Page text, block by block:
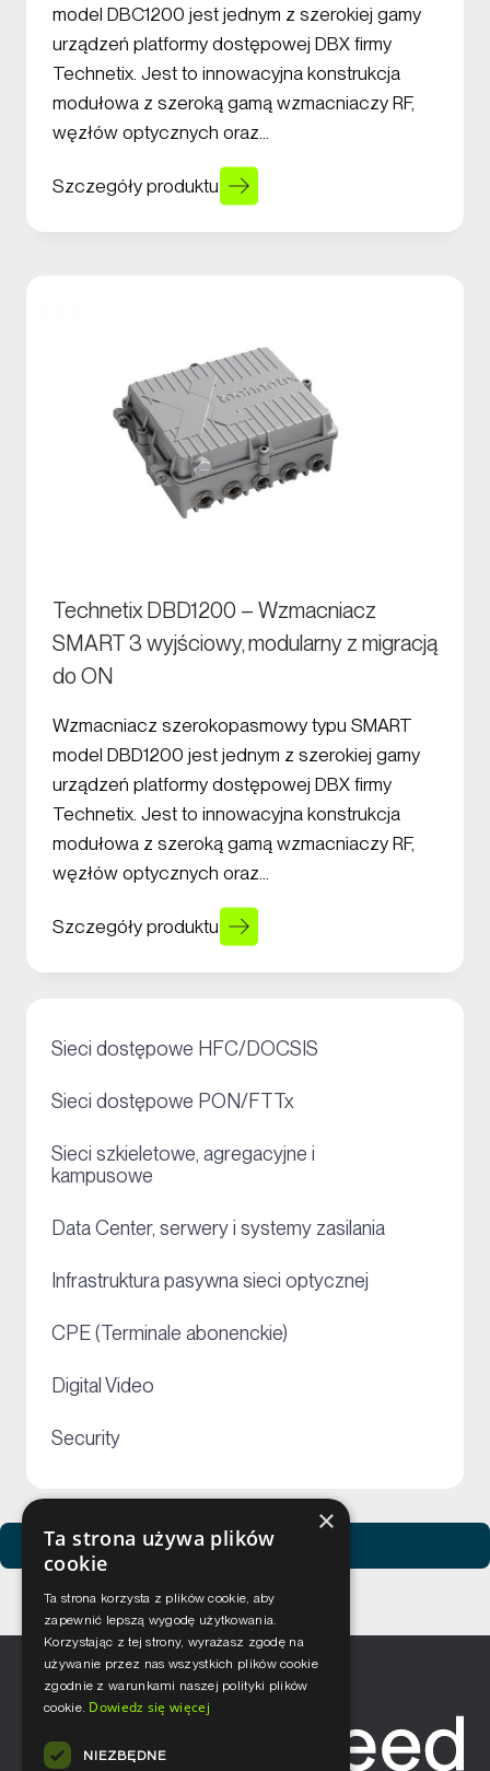
model DBC1200 jest jednym z szerokiej gamy
urządzeń platformy dostępowej DBX firmy
Technetix. Jest to innowacyjna konstrukcja
modułowa z szeroką gamą wzmacniaczy RF,
węzłów optycznych oraz…
Szczegóły produktu
Technetix DBD1200 – Wzmacniacz
SMART 3 wyjściowy, modularny z migracją
do ON
Wzmacniacz szerokopasmowy typu SMART
model DBD1200 jest jednym z szerokiej gamy
urządzeń platformy dostępowej DBX firmy
Technetix. Jest to innowacyjna konstrukcja
modułowa z szeroką gamą wzmacniaczy RF,
węzłów optycznych oraz…
Szczegóły produktu
Sieci dostępowe HFC/DOCSIS
Sieci dostępowe PON/FTTx
Sieci szkieletowe, agregacyjne i
kampusowe
Data Center, serwery i systemy zasilania
Infrastruktura pasywna sieci optycznej
CPE (Terminale abonenckie)
Digital Video
Security
Zobacz usługi Netceed
×
Ta strona używa plików
cookie
Ta strona korzysta z plików cookie, aby
zapewnić lepszą wygodę użytkowania.
Korzystając z tej strony, wyrażasz zgodę na
używanie przez nas wszystkich plików cookie
zgodnie z warunkami naszej polityki plików
cookie. Dowiedz się więcej
NIEZBĘDNE